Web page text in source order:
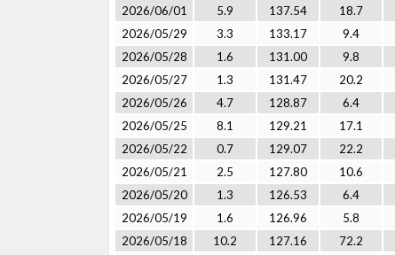
2026/06/01
5.9 137.54 18.7
2026/05/29
3.3 133.17 9.4
2026/05/28
1.6 131.00 9.8
2026/05/27
1.3 131.47 20.2
2026/05/26
4.7 128.87 6.4
2026/05/25
8.1 129.21 17.1
2026/05/22
0.7 129.07 22.2
2026/05/21
2.5 127.80 10.6
2026/05/20
1.3 126.53 6.4
2026/05/19
1.6 126.96 5.8
2026/05/18
10.2 127.16 72.2